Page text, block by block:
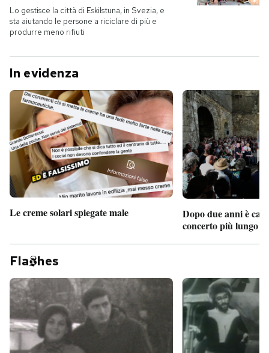
Lo gestisce la città di Eskilstuna, in Svezia, e
sta aiutando le persone a riciclare di più e
produrre meno rifiuti
In evidenza
Le creme solari spiegate male
Dopo due anni è
concerto più lungo
Fla hes